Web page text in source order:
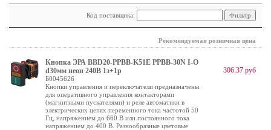
Код поставщика:
Рекомендуемая розничная цена
Кнопка ЭРА BBD20-PPBB-K51E РPВВ-30N I-O
d30мм неон 240В 1з+1р
Б0045626
Кнопки управления и переключатели предназначены
для оперативного управления контакторами
(магнитными пускателями) и реле автоматики в
электрических цепях переменного тока частотой 50
Гц, напряжением до 660 В или постоянного тока
напряжением до 400 В. Разнообразные цветовые
306.37 руб